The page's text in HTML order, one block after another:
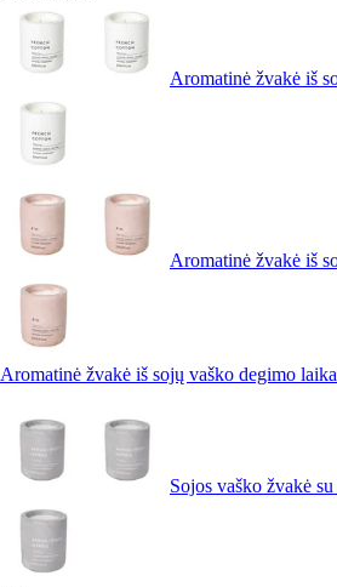
Aromatinė žvakė iš
Aromatinė žvakė iš
Aromatinė žvakė iš sojų vaško degimo
Sojos vaško žvakė